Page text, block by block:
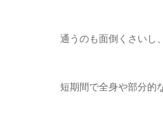
通うのも面倒くさいし
短期間で全身や部分的